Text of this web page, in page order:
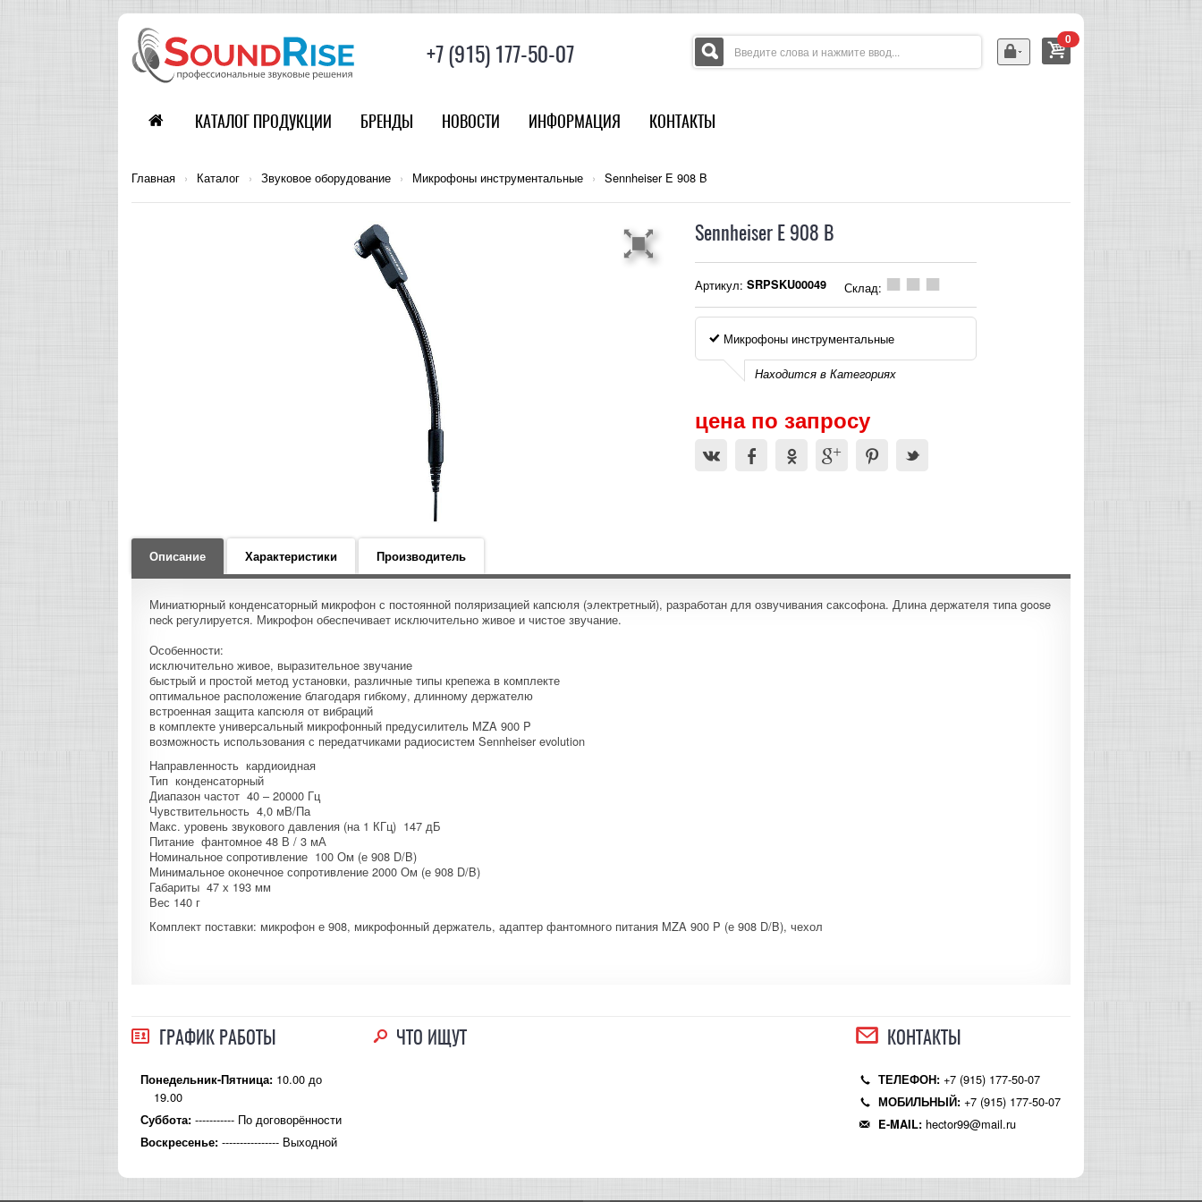
+7 (915) 177-50-07
0
КАТАЛОГ ПРОДУКЦИИ БРЕНДЫ НОВОСТИ ИНФОРМАЦИЯ КОНТАКТЫ
Главная › Каталог › Звуковое оборудование › Микрофоны инструментальные › Sennheiser E 908 B
Sennheiser E 908 B
Артикул: SRPSKU00049 Склад:
Микрофоны инструментальные
Находится в Категориях
цена по запросу
Описание Характеристики Производитель
Миниатюрный конденсаторный микрофон с постоянной поляризацией капсюля (электретный), разработан для озвучивания саксофона. Длина держателя типа goose
neck регулируется. Микрофон обеспечивает исключительно живое и чистое звучание.
Особенности:
исключительно живое, выразительное звучание
быстрый и простой метод установки, различные типы крепежа в комплекте
оптимальное расположение благодаря гибкому, длинному держателю
встроенная защита капсюля от вибраций
в комплекте универсальный микрофонный предусилитель MZA 900 P
возможность использования с передатчиками радиосистем Sennheiser evolution
Направленность кардиоидная
Тип конденсаторный
Диапазон частот 40 – 20000 Гц
Чувствительность 4,0 мВ/Па
Макс. уровень звукового давления (на 1 КГц) 147 дБ
Питание фантомное 48 В / 3 мА
Номинальное сопротивление 100 Ом (е 908 D/B)
Минимальное оконечное сопротивление 2000 Ом (е 908 D/B)
Габариты 47 х 193 мм
Вес 140 г
Комплект поставки: микрофон е 908, микрофонный держатель, адаптер фантомного питания MZA 900 P (е 908 D/B), чехол
ГРАФИК РАБОТЫ
Понедельник-Пятница: 10.00 до
19.00
Суббота: ----------- По договорённости
Воскресенье: ---------------- Выходной
ЧТО ИЩУТ КОНТАКТЫ
ТЕЛЕФОН: +7 (915) 177-50-07
МОБИЛЬНЫЙ: +7 (915) 177-50-07
E-MAIL: hector99@mail.ru